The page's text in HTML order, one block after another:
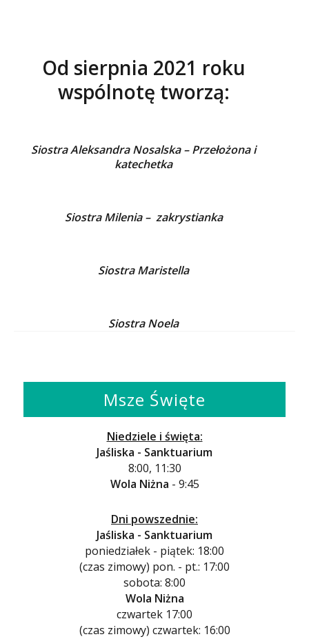
Od sierpnia 2021 roku
wspólnotę tworzą:
Siostra Aleksandra Nosalska– Przełożona i
katechetka
Siostra Milenia – zakrystianka
Siostra Maristella
Siostra Noela
Msze Święte
Niedziele i święta:
Jaśliska - Sanktuarium
8:00, 11:30
Wola Niżna - 9:45
Dni powszednie:
Jaśliska - Sanktuarium
poniedziałek - piątek: 18:00
(czas zimowy) pon. - pt.: 17:00
sobota: 8:00
Wola Niżna
czwartek 17:00
(czas zimowy) czwartek: 16:00